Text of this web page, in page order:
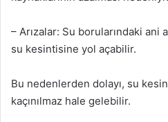
– Arızalar: Su borularındaki ani
su kesintisine yol açabilir.
Bu nedenlerden dolayı, su
kaçınılmaz hale gelebilir.